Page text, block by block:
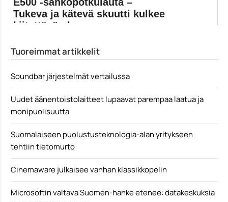
Tukeva ja kätevä skuutti kulkee
kiitettävän kev...
sähköpotkulauta....
Tuoreimmat artikkelit
Soundbar järjestelmät vertailussa
Uudet äänentoistolaitteet lupaavat parempaa laatua ja
monipuolisuutta
Suomalaiseen puolustusteknologia-alan yritykseen
tehtiin tietomurto
Cinemaware julkaisee vanhan klassikkopelin
Microsoftin valtava Suomen-hanke etenee: datakeskuksia